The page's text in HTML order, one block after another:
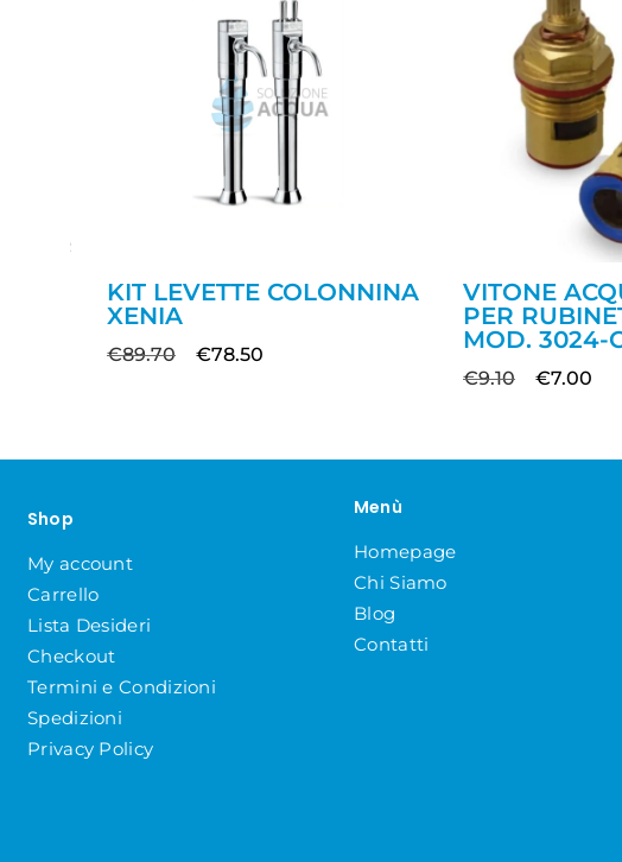
KIT LEVETTE COLONNINA
XENIA
€89.70 €78.50
VITONE
PER
MOD. 3024-
€9.10 €7.00
Shop
My account
Carrello
Lista Desideri
Checkout
Termini e Condizioni
Spedizioni
Privacy Policy
Menù
Homepage
Chi Siamo
Blog
Contatti